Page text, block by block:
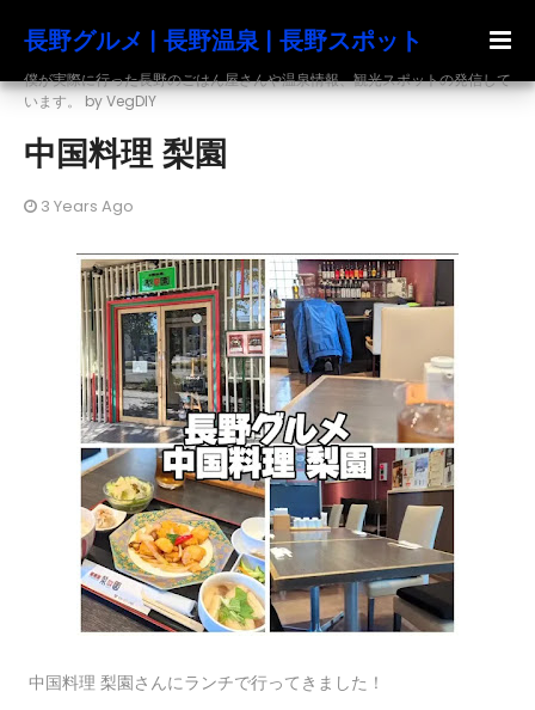
長野グルメ | 長野温泉 | 長野スポット
僕が実際に行った長野のごはん屋さんや温泉情報、観光スポットの発信して
います。 by VegDIY
中国料理 梨園
3 Years Ago
中国料理 梨園さんにランチで行ってきました！